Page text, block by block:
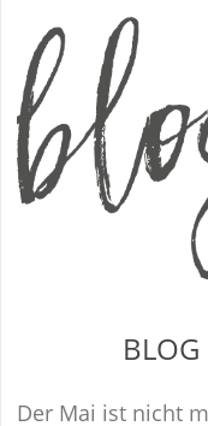
Der Mai ist nicht